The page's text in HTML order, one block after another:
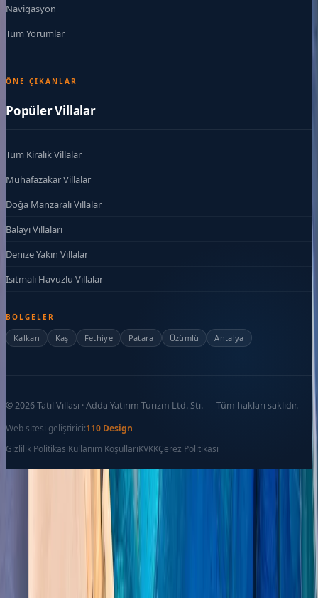
Navigasyon
Tüm Yorumlar
ÖNE ÇIKANLAR
Popüler Villalar
Tüm Kiralık Villalar
Muhafazakar Villalar
Doğa Manzaralı Villalar
Balayı Villaları
Denize Yakın Villalar
Isıtmalı Havuzlu Villalar
BÖLGELER
Kalkan Kaş Fethiye Patara Üzümlü Antalya
©2026Tatil Villası · Adda Yatirim Turizm Ltd. Sti. — Tüm hakları saklıdır.
Web sitesi geliştirici:110 Design
Gizlilik PolitikasıKullanım KoşullarıKVKKÇerez Politikası
Favoriler